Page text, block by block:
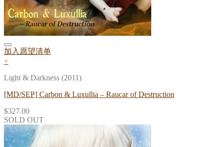
加入愿望清单
+
Light & Darkness (2011)
[MD/SEP] Carbon & Luxullia – Raucar of Destruction
$327.00
SOLD OUT